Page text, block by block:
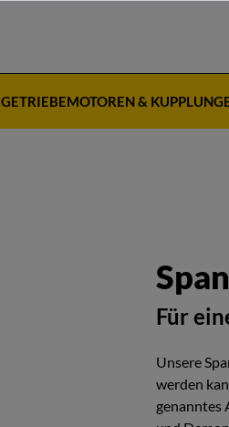
GETRIEBEMOTOREN &
Für
Unsere
werden
genanntes